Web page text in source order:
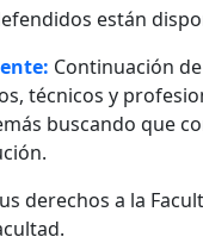
están
Continuación
técnicos y
buscando que
derechos a la